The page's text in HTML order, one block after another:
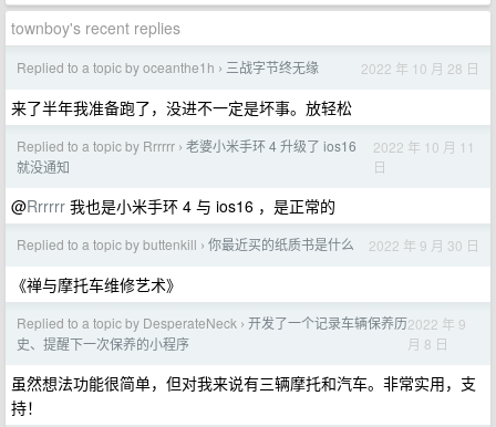
townboy's recent replies
Replied to a topic by oceanthe1h › 三战字节终无缘 2022 年 10 月 28 日
来了半年我准备跑了，没进不一定是坏事。放轻松
Replied to a topic by Rrrrrr › 老婆小米手环 4 升级了 ios16
就没通知
2022 年 10 月 11
日
@Rrrrrr 我也是小米手环 4 与 ios16 ，是正常的
Replied to a topic by buttenkill › 你最近买的纸质书是什么 2022 年 9 月 30 日
《禅与摩托车维修艺术》
Replied to a topic by DesperateNeck › 开发了一个记录车辆保养历
史、提醒下一次保养的小程序
2022 年 9
月 8 日
虽然想法功能很简单，但对我来说有三辆摩托和汽车。非常实用，支
持！